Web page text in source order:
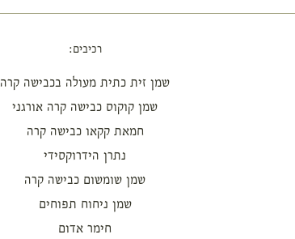
רכיבים:
שמן זית כתית מעולה בכבישה קרה
שמן קוקוס כבישה קרה אורגני
חמאת קקאו כבישה קרה
נתרן הידרוקסידי
שמן שומשום כבישה קרה
שמן ניחוח תפוחים
חימר אדום